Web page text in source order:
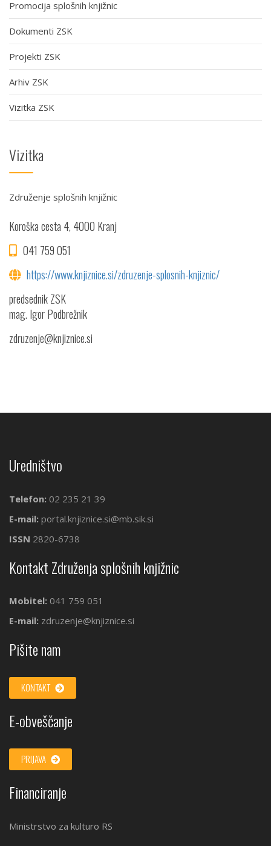
Promocija splošnih knjižnic
Dokumenti ZSK
Projekti ZSK
Arhiv ZSK
Vizitka ZSK
Vizitka
Združenje splošnih knjižnic
Koroška cesta 4, 4000 Kranj
041 759 051
https://www.knjiznice.si/zdruzenje-splosnih-knjiznic/
predsednik ZSK
mag. Igor Podbrežnik
zdruzenje@knjiznice.si
Uredništvo
Telefon: 02 235 21 39
E-mail: portal.knjiznice.si@mb.sik.si
ISSN 2820-6738
Kontakt Združenja splošnih knjižnic
Mobitel: 041 759 051
E-mail: zdruzenje@knjiznice.si
Pišite nam
KONTAKT
E-obveščanje
PRIJAVA
Financiranje
Ministrstvo za kulturo RS